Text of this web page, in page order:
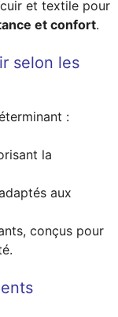
et textile pour
et confort.
selon les
:
la
aux
conçus pour